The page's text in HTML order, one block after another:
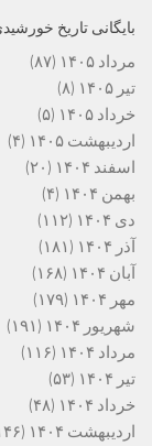
بایگانی تاریخ
مرداد ۱۴۰۵
(۸۷)
تیر ۱۴۰۵
(۸)
خرداد ۱۴۰۵
(۵)
اردیبهشت ۱۴۰۵
(۴)
اسفند ۱۴۰۴
(۲۰)
بهمن ۱۴۰۴
(۴)
دی ۱۴۰۴
(۱۱۲)
آذر ۱۴۰۴
(۱۸۱)
آبان ۱۴۰۴
(۱۶۸)
مهر ۱۴۰۴
(۱۷۹)
شهریور ۱۴۰۴
(۱۹۱)
مرداد ۱۴۰۴
(۱۱۶)
تیر ۱۴۰۴
(۵۳)
خرداد ۱۴۰۴
(۴۸)
اردیبهشت ۱۴۰۴
(۱۴۶)